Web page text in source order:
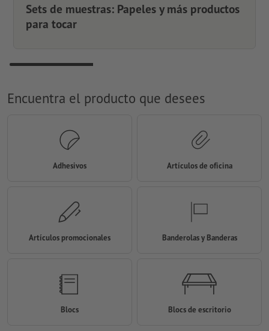
Sets de muestras: Papeles y más productos
para tocar
Encuentra el producto que desees
Adhesivos Artículos de oficina
Artículos promocionales Banderolas y Banderas
Blocs Blocs de escritorio